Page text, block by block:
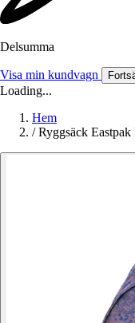
Delsumma
Visa min kundvagn
Loading...
Hem
/ Ryggsäck